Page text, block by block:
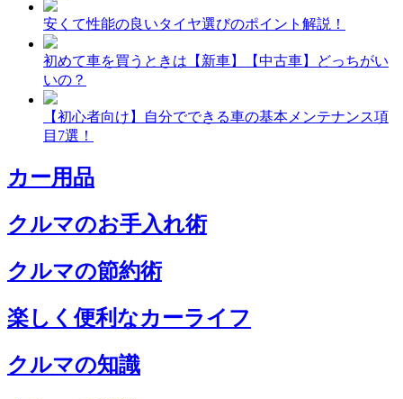
安くて性能の良いタイヤ選びのポイント解説！
初めて車を買うときは【新車】【中古車】どっちがい
いの？
【初心者向け】自分でできる車の基本メンテナンス項
目7選！
カー用品
クルマのお手入れ術
クルマの節約術
楽しく便利なカーライフ
クルマの知識